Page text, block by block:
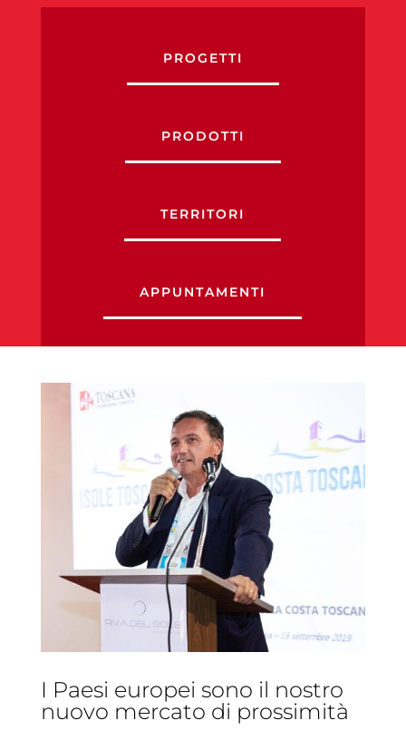
PROGETTI
PRODOTTI
TERRITORI
APPUNTAMENTI
I Paesi europei sono il nostro
nuovo mercato di prossimità